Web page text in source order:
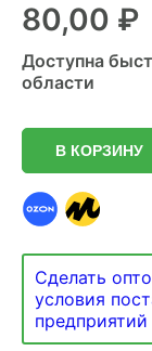
80,00 ₽
Доступна
области
В КОРЗИНУ
Сделать
условия